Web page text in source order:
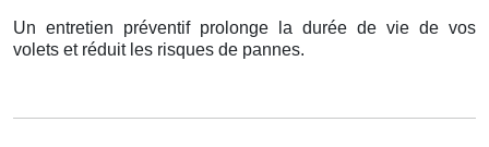
Un entretien préventif prolonge la durée de vie de vos
volets et réduit les risques de pannes.